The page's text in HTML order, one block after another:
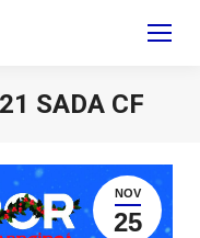
SADA CF
NOV
25